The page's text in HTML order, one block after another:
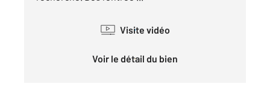
Visite vidéo
Voir le détail du bien